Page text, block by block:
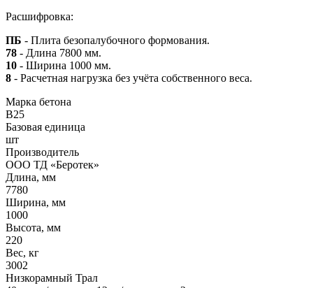
Расшифровка:
ПБ - Плита безопалубочного формования.
78 - Длина 7800 мм.
10 - Ширина 1000 мм.
8 - Расчетная нагрузка без учёта собственного веса.
Марка бетона
B25
Базовая единица
шт
Производитель
ООО ТД «Беротек»
Длина, мм
7780
Ширина, мм
1000
Высота, мм
220
Вес, кг
3002
Низкорамный Трал